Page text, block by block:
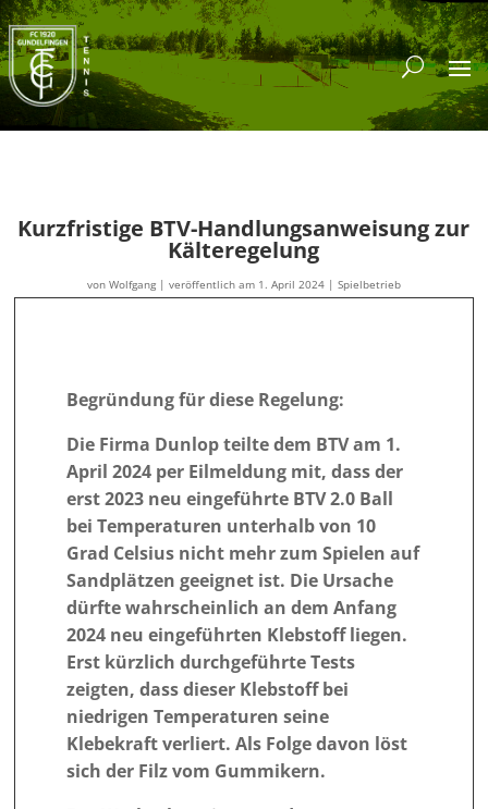
Kurzfristige BTV-Handlungsanweisung zur
Kälteregelung
von Wolfgang| veröffentlich am 1. April 2024| Spielbetrieb
Begründung für diese Regelung:
Die Firma Dunlop teilte dem BTV am 1.
April 2024 per Eilmeldung mit, dass der
erst 2023 neu eingeführte BTV 2.0 Ball
bei Temperaturen unterhalb von 10
Grad Celsius nicht mehr zum Spielen auf
Sandplätzen geeignet ist. Die Ursache
dürfte wahrscheinlich an dem Anfang
2024 neu eingeführten Klebstoff liegen.
Erst kürzlich durchgeführte Tests
zeigten, dass dieser Klebstoff bei
niedrigen Temperaturen seine
Klebekraft verliert. Als Folge davon löst
sich der Filz vom Gummikern.